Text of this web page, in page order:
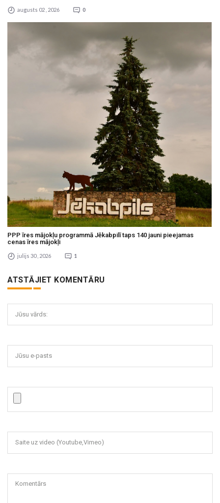
augusts 02 , 2026 0
PPP īres mājokļu programmā Jēkabpilī taps 140 jauni pieejamas
cenas īres mājokļi
julijs 30 , 2026 1
ATSTĀJIET KOMENTĀRU
Jūsu vārds:
Jūsu e-pasts
Saite uz video (Youtube,Vimeo)
Komentārs